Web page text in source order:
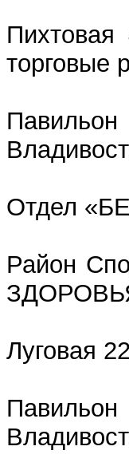
торговые
Отдел
Район
Луговая